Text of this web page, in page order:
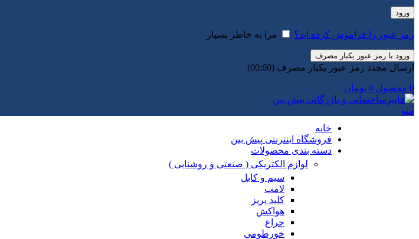
ورود
رمز عبور را فراموش کرده اید؟ مرا به خاطر بسپار
ورود با رمز عبور یکبار مصرف
ارسال مجدد رمز عبور یکبار مصرف (00:
60
)
0 محصول 0 تومان
منو
خانه
فروشگاه اینترنتی پیش بین
دسته بندی محصولات
لوازم الکتریکی ( صنعتی و روشنایی )
سیم و کابل
لامپ
کلید پریز
هواکش
چراغ
خورطومی